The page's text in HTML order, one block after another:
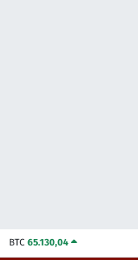
BTC 65.130,04